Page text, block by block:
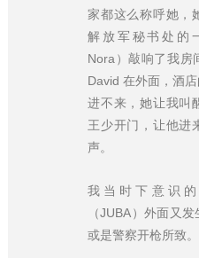
家都这么称呼她，
解放军秘书处的
Nora）敲响了我房
David 在外面，酒
进不来，她让我叫
王少开门，让他进
声。
我当时下意识
（JUBA）外面又
或是警察开枪所致。